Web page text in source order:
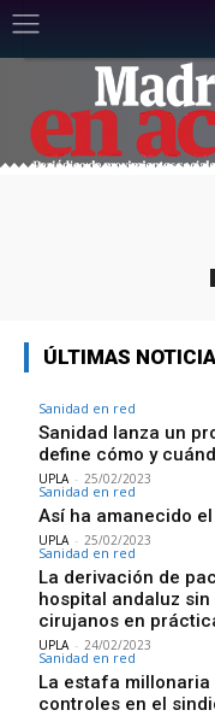
ÚLTIMAS
Sanidad en red
Sanidad lanza un
define cómo y
UPLA - 25/02/2023
Sanidad en red
Así ha amanecido
UPLA - 25/02/2023
Sanidad en red
La derivación de
hospital andaluz
cirujanos en
UPLA - 24/02/2023
Sanidad en red
La estafa millonaria
controles en el